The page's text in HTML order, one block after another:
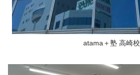
atama＋塾 高崎校